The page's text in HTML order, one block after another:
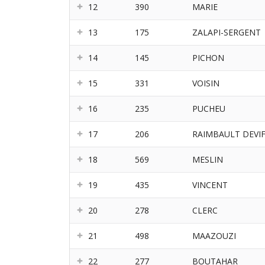
12 390 MARIE
13 175 ZALAPI-SERGENT
14 145 PICHON
15 331 VOISIN
16 235 PUCHEU
17 206 RAIMBAULT DEVIF
18 569 MESLIN
19 435 VINCENT
20 278 CLERC
21 498 MAAZOUZI
22 277 BOUTAHAR